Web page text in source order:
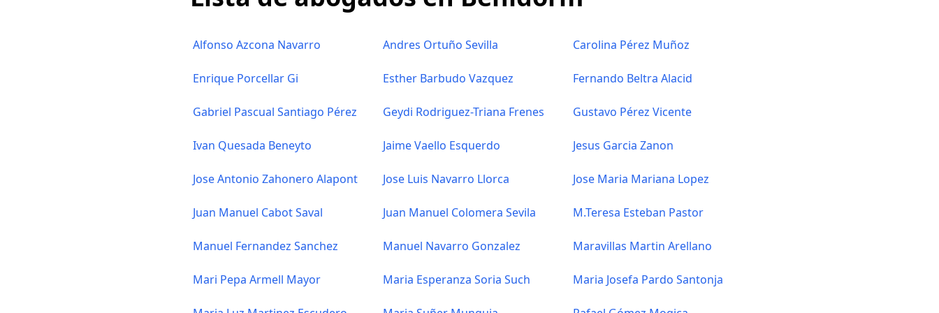
Alfonso Azcona Navarro Andres Ortuño Sevilla Carolina Pérez Muñoz
Enrique Porcellar Gi Esther Barbudo Vazquez Fernando Beltra Alacid
Gabriel Pascual Santiago Pérez Geydi Rodriguez-Triana Frenes Gustavo Pérez Vicente
Ivan Quesada Beneyto Jaime Vaello Esquerdo Jesus Garcia Zanon
Jose Antonio Zahonero Alapont Jose Luis Navarro Llorca Jose Maria Mariana Lopez
Juan Manuel Cabot Saval Juan Manuel Colomera Sevila M.Teresa Esteban Pastor
Manuel Fernandez Sanchez Manuel Navarro Gonzalez Maravillas Martin Arellano
Mari Pepa Armell Mayor Maria Esperanza Soria Such Maria Josefa Pardo Santonja